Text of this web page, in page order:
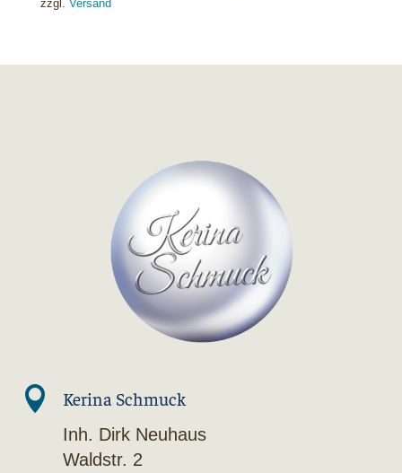
zzgl. Versand
 Kerina Schmuck
Inh. Dirk Neuhaus
Waldstr. 2